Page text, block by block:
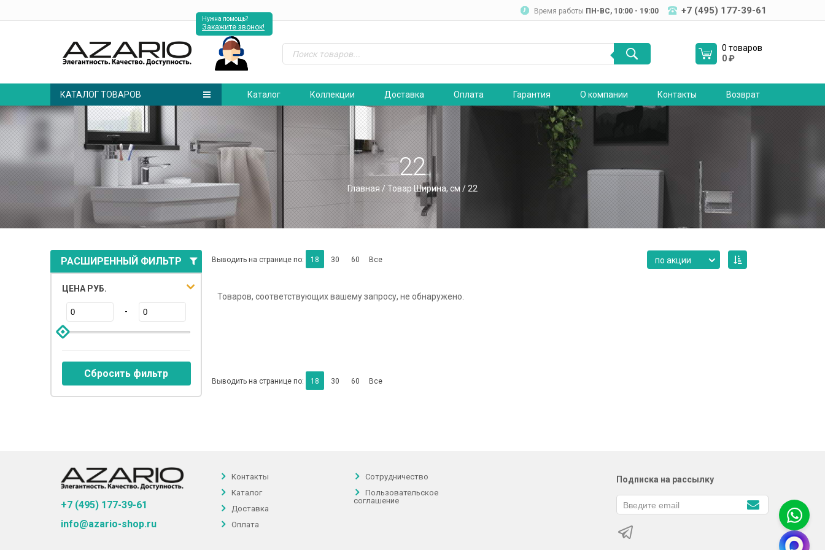
Время работы ПН-ВC, 10:00 - 19:00 +7 (495) 177-39-61
Нужна помощь?
Закажите звонок!
0 товаров
0₽
КАТАЛОГ ТОВАРОВ Каталог Коллекции Доставка Оплата Гарантия О компании Контакты Возврат
22
Главная / Товар Ширина, см / 22
РАСШИРЕННЫЙ ФИЛЬТР
ЦЕНА РУБ.
-
Сбросить фильтр
Выводить на странице по: 18 30 60 Все по акции
Товаров, соответствующих вашему запросу, не обнаружено.
Выводить на странице по: 18 30 60 Все
+7 (495) 177-39-61
info@azario-shop.ru
Контакты
Каталог
Доставка
Оплата
Сотрудничество
Пользовательское
соглашение
Подписка на рассылку